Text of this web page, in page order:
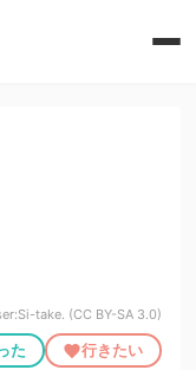
take. (CC BY-SA 3.0)
た 行きたい